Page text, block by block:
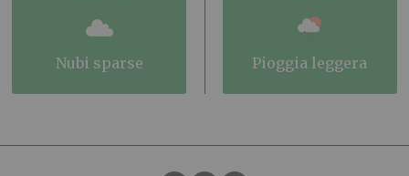
nubi sparse pioggia leggera